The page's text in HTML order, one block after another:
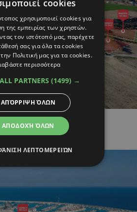
στην Αλαμινό,
cookies
χρησιμοποιεί cookies για
της εμπειρίας των χρηστών.
τον ιστότοπό μας, παρέχετε
σας για όλα τα cookies
Πολιτική μας για τα cookies.
περισσότερα
PARTNERS (1499) →
ΑΠΟΔΟΧΉ ΌΛΩΝ
ΑΠΌΡΡΙΨΗ ΌΛΩΝ
ΛΕΠΤΟΜΕΡΕΙΏΝ